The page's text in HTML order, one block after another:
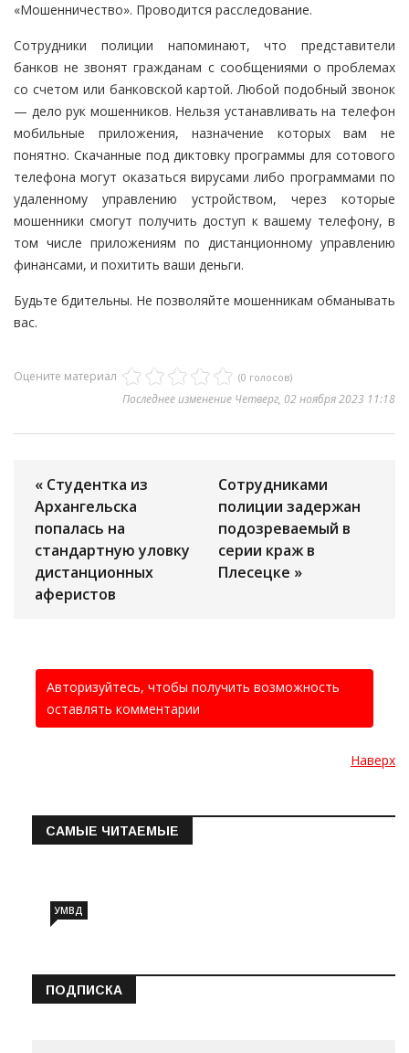
«Мошенничество». Проводится расследование.
Сотрудники полиции напоминают, что представители
банков не звонят гражданам с сообщениями о проблемах
со счетом или банковской картой. Любой подобный звонок
— дело рук мошенников. Нельзя устанавливать на телефон
мобильные приложения, назначение которых вам не
понятно. Скачанные под диктовку программы для сотового
телефона могут оказаться вирусами либо программами по
удаленному управлению устройством, через которые
мошенники смогут получить доступ к вашему телефону, в
том числе приложениям по дистанционному управлению
финансами, и похитить ваши деньги.
Будьте бдительны. Не позволяйте мошенникам обманывать
вас.
Оцените материал (0 голосов)
Последнее изменение Четверг, 02 ноября 2023 11:18
« Студентка из
Архангельска
попалась на
стандартную уловку
дистанционных
аферистов
Сотрудниками
полиции задержан
подозреваемый в
серии краж в
Плесецке »
Авторизуйтесь, чтобы получить возможность
оставлять комментарии
Наверх
САМЫЕ ЧИТАЕМЫЕ
УМВД
ПОДПИСКА